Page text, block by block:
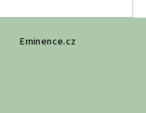
Eminence.cz